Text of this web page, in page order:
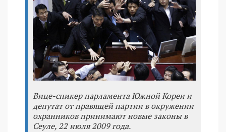
Вице-спикер парламента Южной Кореи и
депутат от правящей партии в окружении
охранников принимают новые законы в
Сеуле, 22 июля 2009 года.